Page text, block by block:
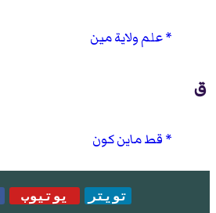
علم ولاية مين
ق
قط ماين كون
تويتر يوتيوب